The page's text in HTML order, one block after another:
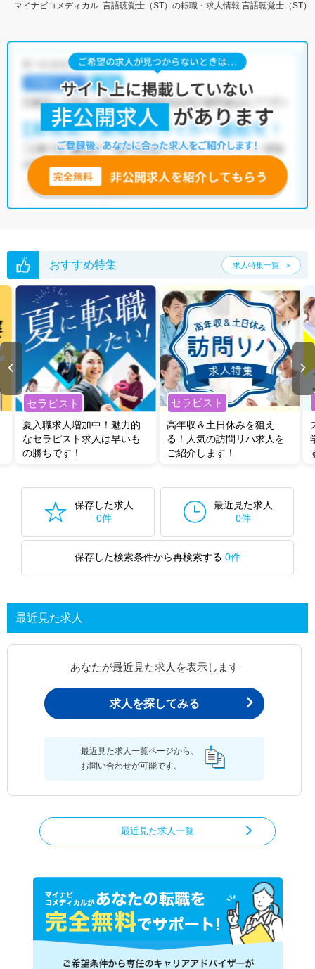
マイナビコメディカル 言語聴覚士（ST）の転職・求人情報 言語聴覚士（ST）
おすすめ特集 求人特集一覧
セラピスト
夏入職求人増加中！魅力的
なセラピスト求人は早いも
の勝ちです！
セラピスト
高年収＆土日休みを狙え
る！人気の訪問リハ求人を
ご紹介します！
保存した求人
0件
最近見た求人
0件
保存した検索条件から再検索する 0件
最近見た求人
あなたが最近見た求人を表示します
求人を探してみる
最近見た求人一覧ページから、
お問い合わせが可能です。
最近見た求人一覧